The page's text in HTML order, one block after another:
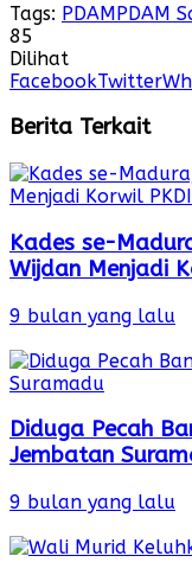
Tags: PDAMPDAM
85
Dilihat
FacebookTwitter
Berita Terkait
Kades se-
Wijdan Menjadi
9 bulan yang lalu
Diduga Pecah
Jembatan
9 bulan yang lalu